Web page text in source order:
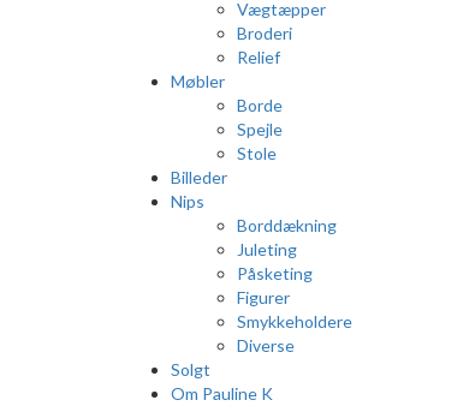
Vægtæpper
Broderi
Relief
Møbler
Borde
Spejle
Stole
Billeder
Nips
Borddækning
Juleting
Påsketing
Figurer
Smykkeholdere
Diverse
Solgt
Om Pauline K